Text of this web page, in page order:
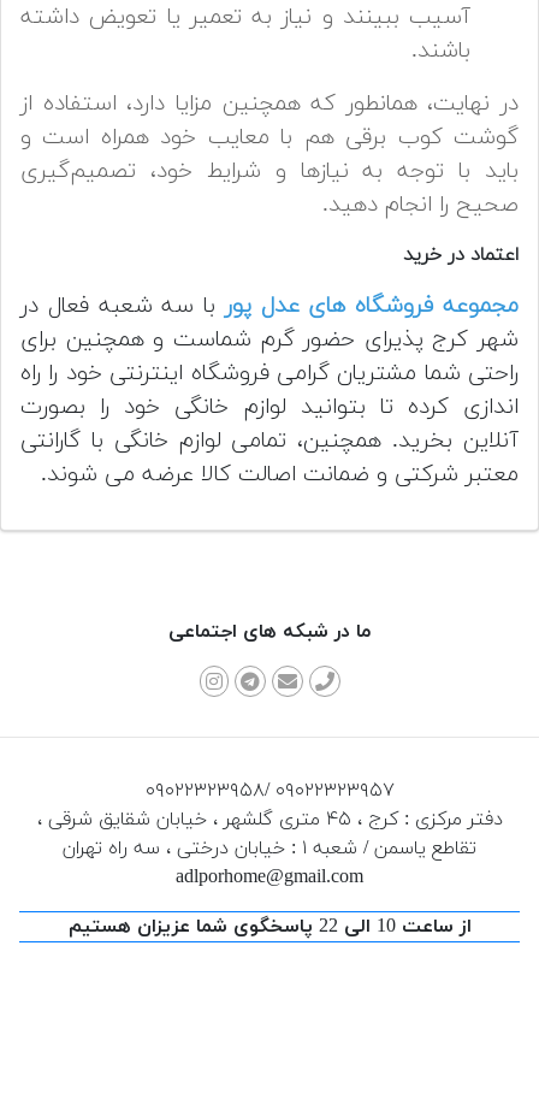
آسیب ببینند و نیاز به تعمیر یا تعویض داشته
باشند.
در نهایت، همانطور که همچنین مزایا دارد، استفاده از
گوشت کوب برقی هم با معایب خود همراه است و
باید با توجه به نیاز‌ها و شرایط خود، تصمیم‌گیری
صحیح را انجام دهید.
اعتماد در خرید
مجموعه فروشگاه های عدل پور با سه شعبه فعال در
شهر کرج پذیرای حضور گرم شماست و همچنین برای
راحتی شما مشتریان گرامی فروشگاه اینترنتی خود را راه
اندازی کرده تا بتوانید لوازم خانگی خود را بصورت
آنلاین بخرید. همچنین، تمامی لوازم خانگی با گارانتی
معتبر شرکتی و ضمانت اصالت کالا عرضه می شوند.
ما در شبکه های اجتماعی
۰۹۰۲۲۳۲۳۹۵۸/ ۰۹۰۲۲۳۲۳۹۵۷
دفتر مرکزی : کرج ، ۴۵ متری گلشهر ، خیابان شقایق شرقی ،
تقاطع یاسمن / شعبه ۱ : خیابان درختی ، سه راه تهران
adlporhome@gmail.com
از ساعت 10 الی 22 پاسخگوی شما عزیزان هستیم